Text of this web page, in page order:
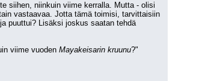
siihen, niinkuin viime kerralla. Mutta - olisi
vastaavaa. Jotta tämä toimisi, tarvittaisiin
puuttui? Lisäksi joskus saatan tehdä
viime vuoden Mayakeisarin kruunu?"